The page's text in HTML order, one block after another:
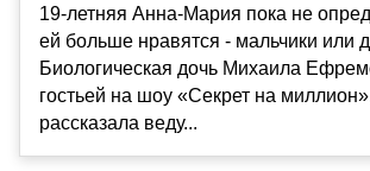
19-летняя Анна-Мария пока не
ей больше нравятся - мальчики или
Биологическая дочь Михаила
гостьей на шоу «Секрет на
рассказала веду...